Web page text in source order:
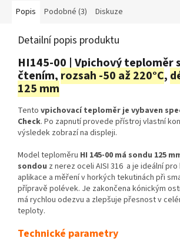
Popis Podobné (3) Diskuze
Detailní popis produktu
HI145-00 | Vpichový teploměr
čtením, rozsah -50 až 220°C,
125 mm
Tento vpichovací teploměr je vybaven
Check. Po zapnutí provede přístroj vlastní
výsledek zobrazí na displeji.
Model teploměru HI 145-00 má sondu 125
sondou z nerez oceli AISI 316 a je ideální
aplikace a měření v horkých tekutinách při
přípravě polévek. Je zakončena kónickým
má rychlou odezvu a zlepšuje přesnost v
teploty.
Technické parametry